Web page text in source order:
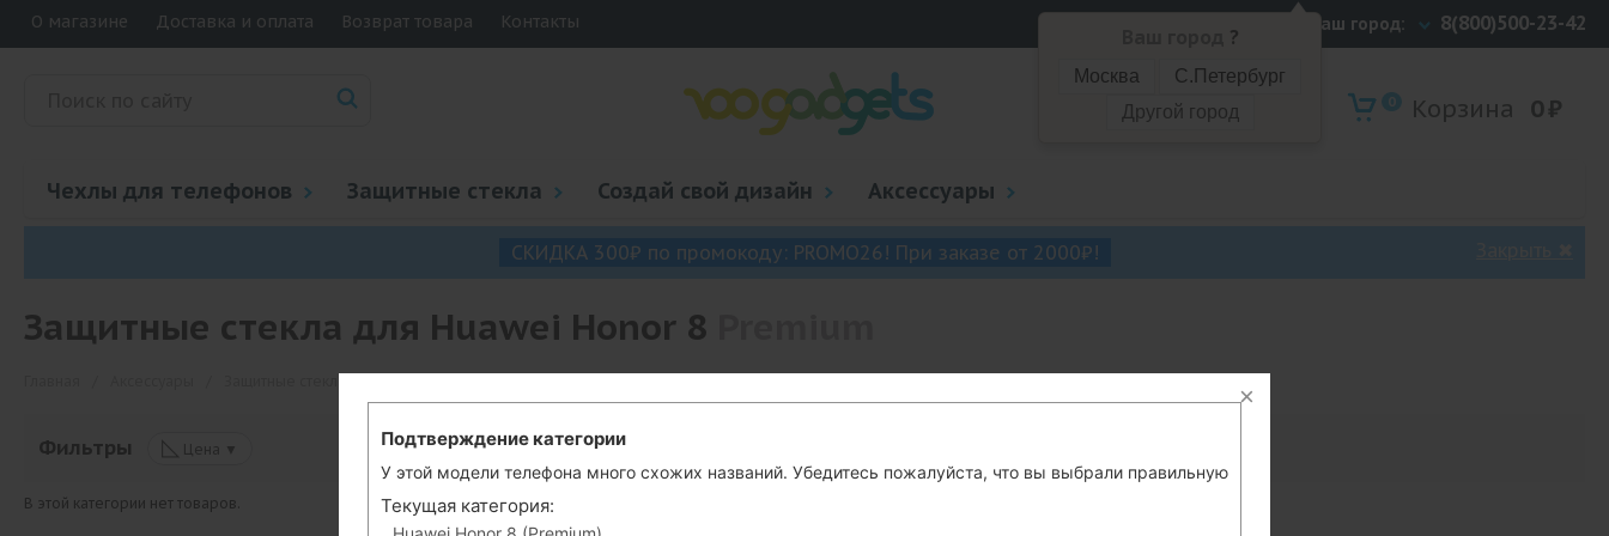
О магазине Доставка и оплата Возврат товара Контакты Ваш город:
?
Москва
С.Петербург
Другой город
8(800)500-23-42
0 Корзина 0₽
Чехлы для телефонов Защитные стекла Создай свой дизайн Аксессуары
СКИДКА 300₽ по промокоду: PROMO26! При заказе от 2000₽!
Защитные стекла для Huawei Honor 8
Фильтры ◺ Цена ▼
В этой категории нет товаров.
Подтверждение категории
У этой модели телефона много схожих названий. Убедитесь пожалуйста, что вы выбрали правильную
Текущая категория: